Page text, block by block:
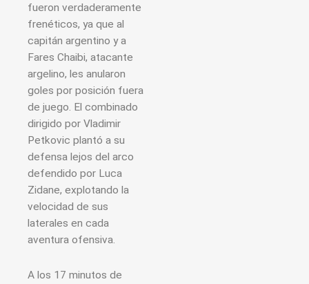
fueron verdaderamente
frenéticos, ya que al
capitán argentino y a
Fares Chaibi, atacante
argelino, les anularon
goles por posición fuera
de juego. El combinado
dirigido por Vladimir
Petkovic plantó a su
defensa lejos del arco
defendido por Luca
Zidane, explotando la
velocidad de sus
laterales en cada
aventura ofensiva.
A los 17 minutos de